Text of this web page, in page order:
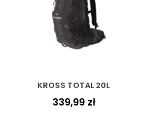
KROSS TOTAL 20L
339,99 zł